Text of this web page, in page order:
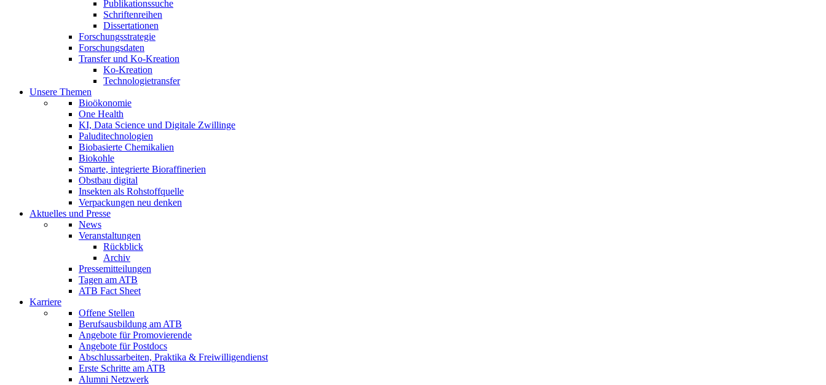
Publikationssuche
Schriftenreihen
Dissertationen
Forschungsstrategie
Forschungsdaten
Transfer und Ko-Kreation
Ko-Kreation
Technologietransfer
Unsere Themen
Bioökonomie
One Health
KI, Data Science und Digitale Zwillinge
Paluditechnologien
Biobasierte Chemikalien
Biokohle
Smarte, integrierte Bioraffinerien
Obstbau digital
Insekten als Rohstoffquelle
Verpackungen neu denken
Aktuelles und Presse
News
Veranstaltungen
Rückblick
Archiv
Pressemitteilungen
Tagen am ATB
ATB Fact Sheet
Karriere
Offene Stellen
Berufsausbildung am ATB
Angebote für Promovierende
Angebote für Postdocs
Abschlussarbeiten, Praktika & Freiwilligendienst
Erste Schritte am ATB
Alumni Netzwerk